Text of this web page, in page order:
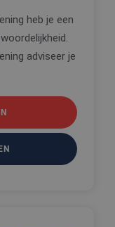
heb je een
adviseer je